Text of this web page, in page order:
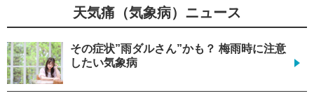
天気痛（気象病）ニュース
その症状”雨ダルさん”かも？ 梅雨時に注意
したい気象病